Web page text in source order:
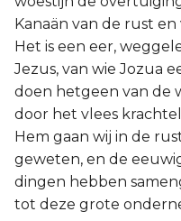
Kanaän van de rust
Het is een eer,
Jezus, van wie Jozua
doen hetgeen van de
door het vlees
Hem gaan wij in de
geweten, en de
dingen hebben
tot deze grote